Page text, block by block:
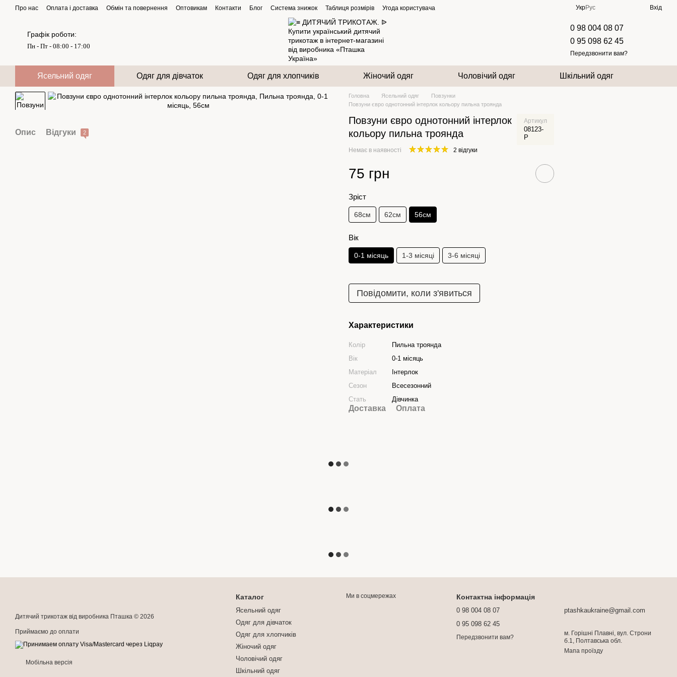
Перейти до основного контенту
Про нас Оплата і доставка Обмін та повернення Оптовикам Контакти Блог Система знижок Таблиця розмірів Угода користувача УкрРус Вхід
Графік роботи:
Пн - Пт - 08:00 - 17:00
0 98 004 08 07
0 95 098 62 45
Передзвонити вам?
Ясельний одяг Одяг для дівчаток Одяг для хлопчиків Жіночий одяг Чоловічий одяг Шкільний одяг
Опис Відгуки 2
Головна Ясельний одяг
Повзунки
Повзуни євро однотонний інтерлок кольору пильна троянда
Повзуни євро однотонний інтерлок
кольору пильна троянда
Артикул
08123-
P
Немає в наявності 2 відгуки
75 грн
Зріст
68см 62см 56см
Вік
0-1 місяць 1-3 місяці 3-6 місяці
Повідомити, коли з'явиться
Характеристики
Колір
Пильна троянда
Вік
0-1 місяць
Матеріал
Інтерлок
Сезон
Всесезонний
Стать
Дівчинка
Доставка Оплата
Дитячий трикотаж від виробника Пташка © 2026
Приймаємо до оплати
Мобільна версія
Каталог
Ясельний одяг
Одяг для дівчаток
Одяг для хлопчиків
Жіночий одяг
Чоловічий одяг
Шкільний одяг
Ми в соцмережах Контактна інформація
0 98 004 08 07
0 95 098 62 45
Передзвонити вам?
ptashkaukraine@gmail.com
м. Горішні Плавні, вул. Строни
б.1, Полтавська обл.
Мапа проїзду